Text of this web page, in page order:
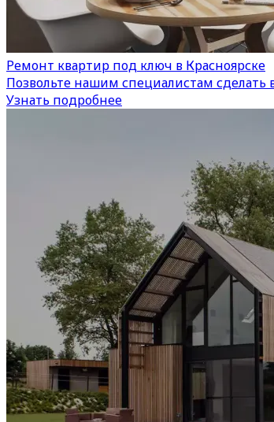
Ремонт квартир под ключ в Красноярске
Позвольте нашим специалистам
Узнать подробнее